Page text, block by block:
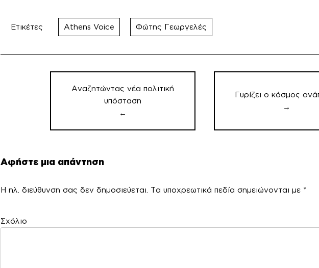
Ετικέτες Athens Voice Φώτης Γεωργελές
Πλοήγηση
άρθρωνΑναζητώντας νέα πολιτική
υπόσταση
←
Γυρίζει ο κόσμος
→
Αφήστε μια απάντηση
Η ηλ. διεύθυνση σας δεν δημοσιεύεται. Τα υποχρεωτικά πεδία σημειώνονται με *